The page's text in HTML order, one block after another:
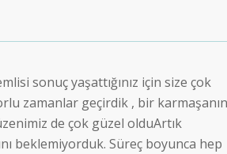
sonuç yaşattığınız için size çok
zamanlar geçirdik , bir karmaşanın
de çok güzel olduArtık
beklemiyorduk. Süreç boyunca hep